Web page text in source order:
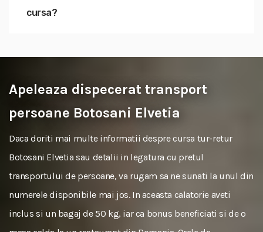
cursa?
Apeleaza dispecerat transport
persoane Botosani Elvetia
Daca doriti mai multe informatii despre cursa tur-retur
Botosani Elvetia sau detalii in legatura cu pretul
transportului de persoane, va rugam sa ne sunati la unul din
numerele disponibile mai jos. In aceasta calatorie aveti
inclus si un bagaj de 50 kg, iar ca bonus beneficiati si de o